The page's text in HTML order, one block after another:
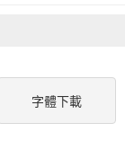
字體下載